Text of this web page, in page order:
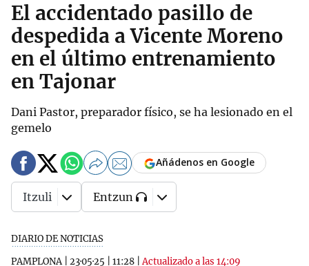
El accidentado pasillo de
despedida a Vicente Moreno
en el último entrenamiento
en Tajonar
Dani Pastor, preparador físico, se ha lesionado en el
gemelo
DIARIO DE NOTICIAS
PAMPLONA| 23·05·25 11:28 |Actualizado a las 14:09
Añádenos en Google
Itzuli Entzun